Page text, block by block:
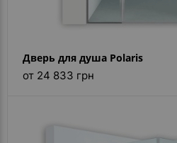
Дверь для душа Polaris
от 24 833 грн